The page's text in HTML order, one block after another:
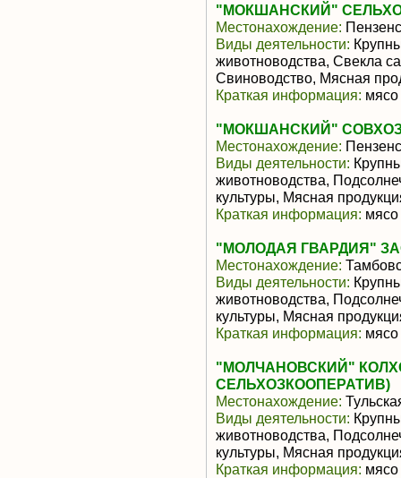
"МОКШАНСКИЙ"
Местонахождение:
Виды деятельности:
животноводства, Свекла
Свиноводство, Мясная
Краткая информация: мясо
"МОКШАНСКИЙ"
Местонахождение:
Виды деятельности:
животноводства,
культуры, Мясная
Краткая информация: мясо
"МОЛОДАЯ ГВАРДИЯ"
Местонахождение:
Виды деятельности:
животноводства,
культуры, Мясная
Краткая информация: мясо
"МОЛЧАНОВСКИЙ"
СЕЛЬХОЗКООПЕРАТИВ)
Местонахождение:
Виды деятельности:
животноводства,
культуры, Мясная
Краткая информация: мясо